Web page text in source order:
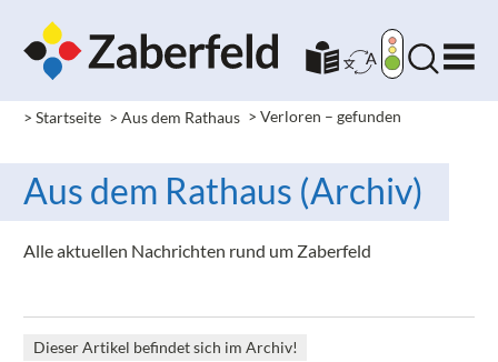
> Startseite > Aus dem Rathaus >Verloren – gefunden
Aus dem Rathaus (Archiv)
Alle aktuellen Nachrichten rund um Zaberfeld
Dieser Artikel befindet sich im Archiv!